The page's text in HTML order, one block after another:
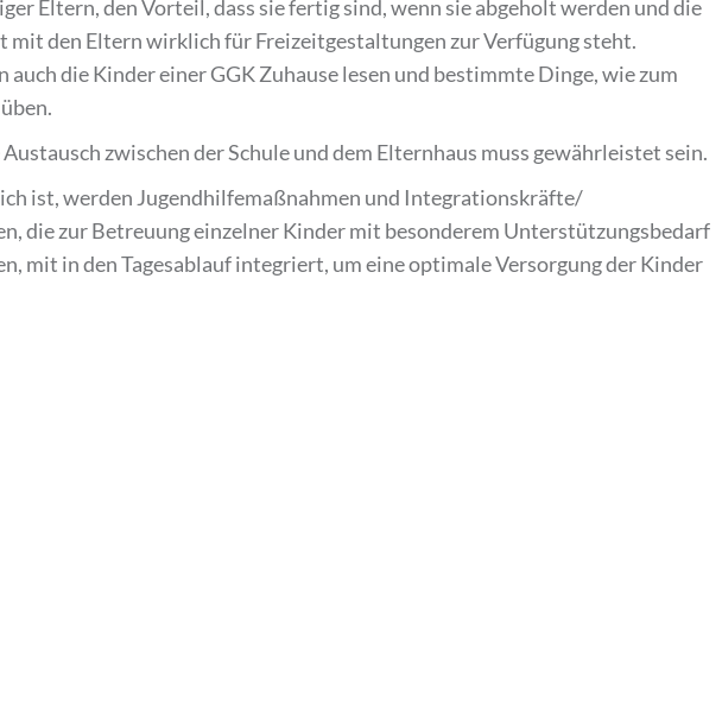
Eltern, den Vorteil, dass sie fertig sind, wenn sie abgeholt werden und die
mit den Eltern wirklich für Freizeitgestaltungen zur Verfügung steht.
auch die Kinder einer GGK Zuhause lesen und bestimmte Dinge, wie zum
zwischen der Schule und dem Elternhaus muss gewährleistet sein.
ist, werden Jugendhilfemaßnahmen und Integrationskräfte/
die zur Betreuung einzelner Kinder mit besonderem Unterstützungsbedarf
mit in den Tagesablauf integriert, um eine optimale Versorgung der Kinder